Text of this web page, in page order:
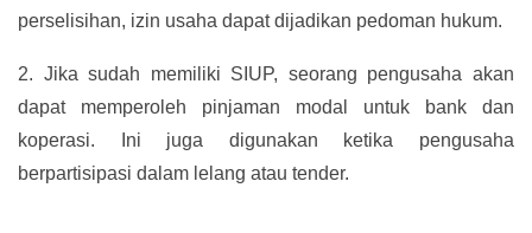
perselisihan, izin usaha dapat dijadikan pedoman hukum.
2. Jika sudah memiliki SIUP, seorang pengusaha akan
dapat memperoleh pinjaman modal untuk bank dan
koperasi. Ini juga digunakan ketika pengusaha
berpartisipasi dalam lelang atau tender.